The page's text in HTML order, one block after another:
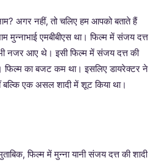
अगर नहीं, तो चलिए हम आपको बताते हैं
मुन्नाभाई एमबीबीएस था। फिल्म में संजय दत्त
नजर आए थे। इसी फिल्म में संजय दत्त की
फिल्म का बजट कम था। इसलिए डायरेक्टर ने
बल्कि एक असल शादी में शूट किया था।
फिल्म में मुन्ना यानी संजय दत्त की शादी